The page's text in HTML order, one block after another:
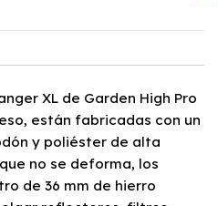
XL de Garden High Pro
están fabricadas con un
y poliéster de alta
no se deforma, los
de 36 mm de hierro